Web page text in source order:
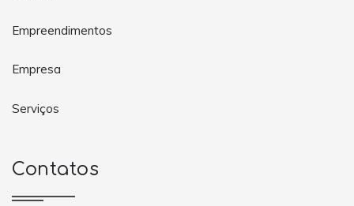
Empreendimentos
Empresa
Serviços
Contatos